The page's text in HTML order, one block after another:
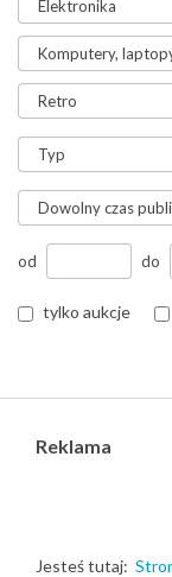
od do
tylko aukcje
Reklama
Jesteś tutaj: